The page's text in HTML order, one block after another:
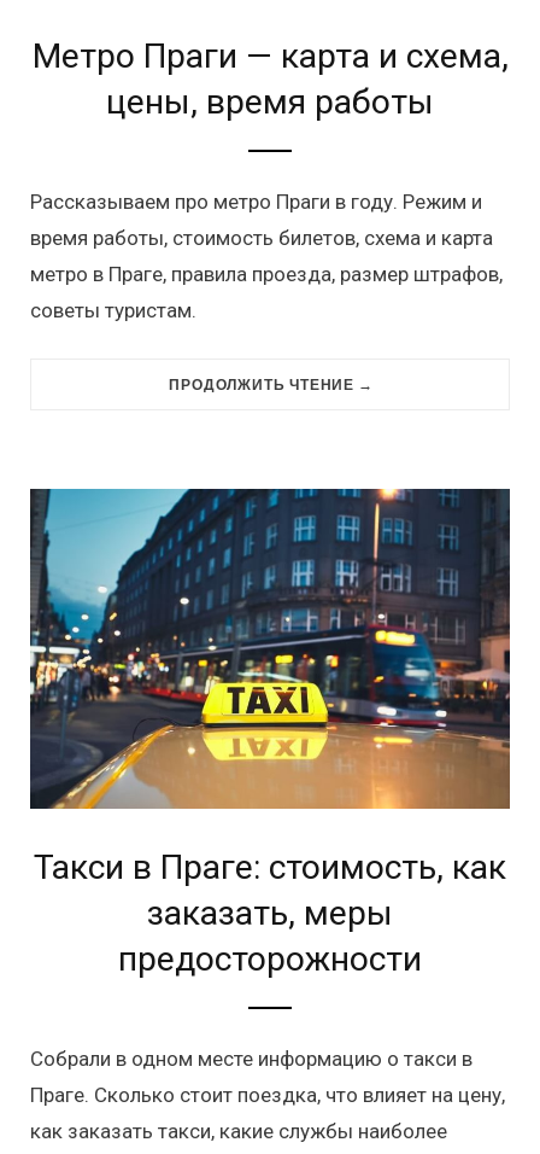
Метро Праги — карта и схема,
цены, время работы
Рассказываем про метро Праги в году. Режим и
время работы, стоимость билетов, схема и карта
метро в Праге, правила проезда, размер штрафов,
советы туристам.
ПРОДОЛЖИТЬ ЧТЕНИЕ →
Такси в Праге: стоимость, как
заказать, меры
предосторожности
Собрали в одном месте информацию о такси в
Праге. Сколько стоит поездка, что влияет на цену,
как заказать такси, какие службы наиболее